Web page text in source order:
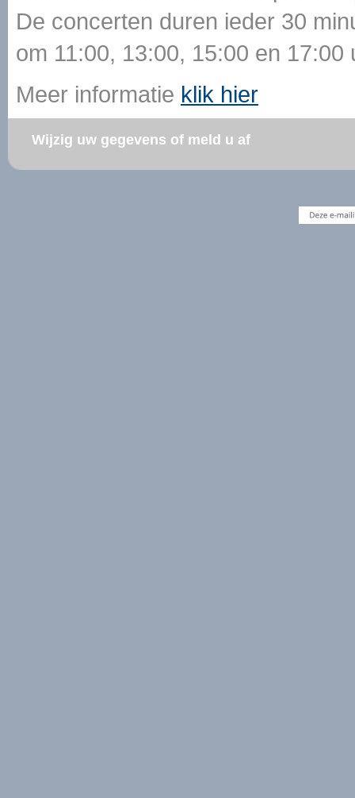
De concerten duren ieder 30
om 11:00, 13:00, 15:00 en 17:00
Meer informatie klik hier
Wijzig uw gegevens of meld u af